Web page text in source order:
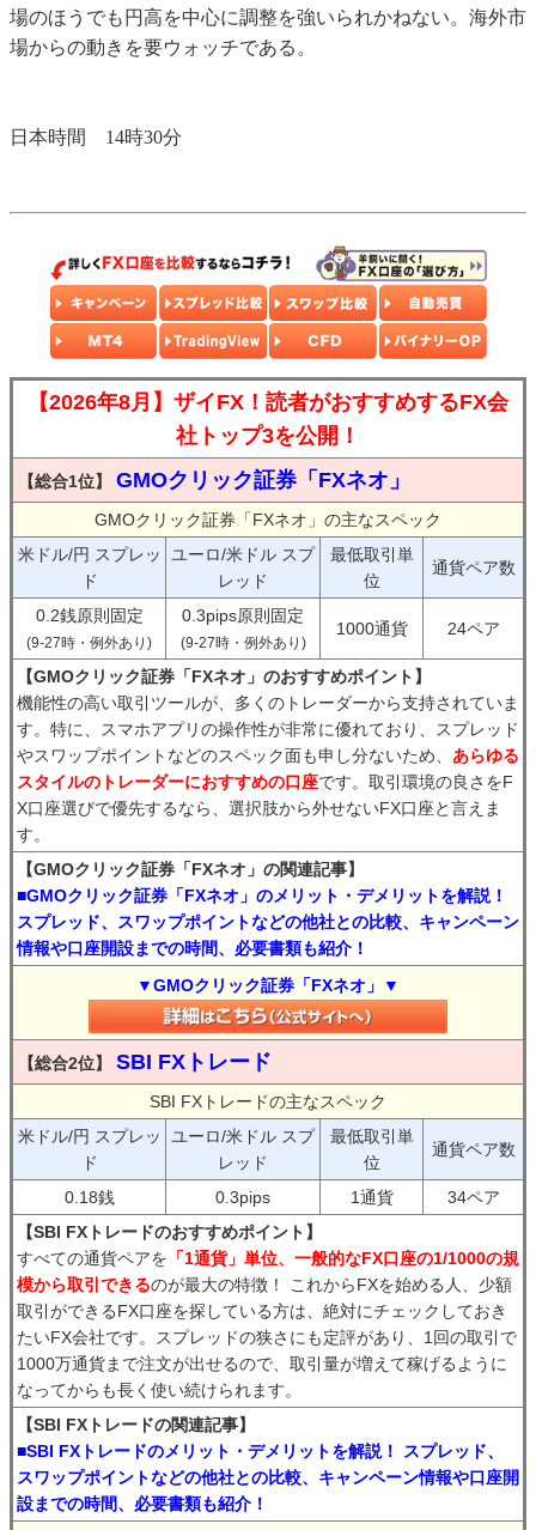
場のほうでも円高を中心に調整を強いられかねない。海外市
場からの動きを要ウォッチである。
日本時間 14時30分
【2026年8月】ザイFX！読者がおすすめするFX会
社トップ3を公開！
【総合1位】 GMOクリック証券「FXネオ」
GMOクリック証券「FXネオ」の主なスペック
米ドル/円 スプレッ
ド
ユーロ/米ドル スプ
レッド
最低取引単
位
通貨ペア数
0.2銭原則固定
(9-27時・例外あり)
0.3pips原則固定
(9-27時・例外あり)
1000通貨 24ペア
【GMOクリック証券「FXネオ」のおすすめポイント】
機能性の高い取引ツールが、多くのトレーダーから支持されていま
す。特に、スマホアプリの操作性が非常に優れており、スプレッド
やスワップポイントなどのスペック面も申し分ないため、 あらゆる
スタイルのトレーダーにおすすめの口座です。取引環境の良さをF
X口座選びで優先するなら、選択肢から外せないFX口座と言えま
す。
【GMOクリック証券「FXネオ」の関連記事】
■GMOクリック証券「FXネオ」のメリット・デメリットを解説！
スプレッド、スワップポイントなどの他社との比較、キャンペーン
情報や口座開設までの時間、必要書類も紹介！
▼GMOクリック証券「FXネオ」▼
【総合2位】 SBI FXトレード
SBI FXトレードの主なスペック
米ドル/円 スプレッ
ド
ユーロ/米ドル スプ
レッド
最低取引単
位
通貨ペア数
0.18銭 0.3pips 1通貨
34ペア
【SBI FXトレードのおすすめポイント】
すべての通貨ペアを 「1通貨」単位、一般的なFX口座の1/1000の規
模から取引できるのが最大の特徴！ これからFXを始める人、少額
取引ができるFX口座を探している方は、絶対にチェックしておき
たいFX会社です。スプレッドの狭さにも定評があり、1回の取引で
1000万通貨まで注文が出せるので、取引量が増えて稼げるように
なってからも長く使い続けられます。
【SBI FXトレードの関連記事】
■SBI FXトレードのメリット・デメリットを解説！ スプレッド、
スワップポイントなどの他社との比較、キャンペーン情報や口座開
設までの時間、必要書類も紹介！